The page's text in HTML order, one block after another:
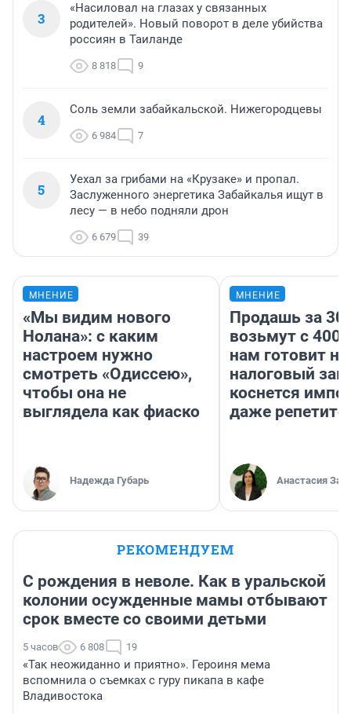
3
«Насиловал на глазах у связанных
родителей». Новый поворот в деле убийства
россиян в Таиланде
8 818 9
4
Соль земли забайкальской. Нижегородцевы
6 984 7
5
Уехал за грибами на «Крузаке» и пропал.
Заслуженного энергетика Забайкалья ищут в
лесу — в небо подняли дрон
6 679 39
МНЕНИЕ
«Мы видим нового
Нолана»: с каким
настроем нужно
смотреть «Одиссею»,
чтобы она не
выглядела как фиаско
Надежда Губарь
МНЕНИЕ
Продашь за
возьмут с
нам готовит
налоговый
коснется
даже
Анастасия
РЕКОМЕНДУЕМ
С рождения в неволе. Как в уральской
колонии осужденные мамы отбывают
срок вместе со своими детьми
5 часов 6 808 19
«Так неожиданно и приятно». Героиня мема
вспомнила о съемках с гуру пикапа в кафе
Владивостока